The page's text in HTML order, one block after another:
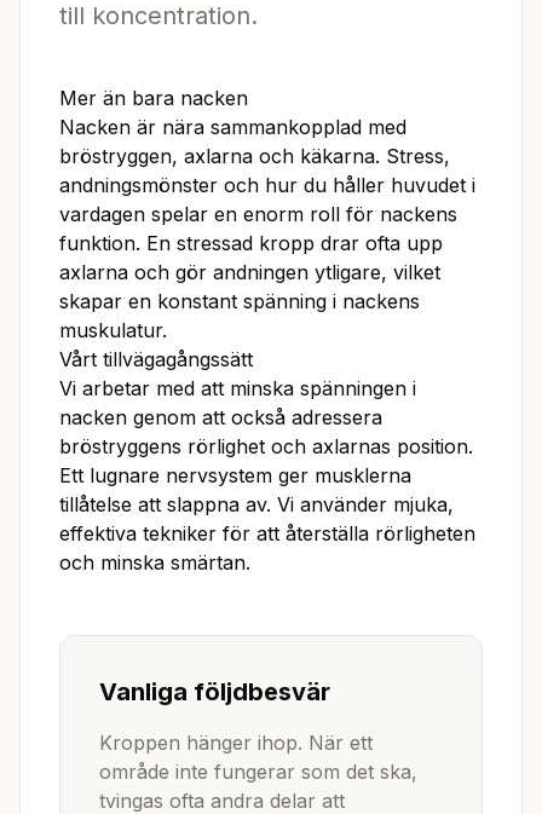
till koncentration.
Mer än bara nacken
Nacken är nära sammankopplad med
bröstryggen, axlarna och käkarna. Stress,
andningsmönster och hur du håller huvudet i
vardagen spelar en enorm roll för nackens
funktion. En stressad kropp drar ofta upp
axlarna och gör andningen ytligare, vilket
skapar en konstant spänning i nackens
muskulatur.
Vårt tillvägagångssätt
Vi arbetar med att minska spänningen i
nacken genom att också adressera
bröstryggens rörlighet och axlarnas position.
Ett lugnare nervsystem ger musklerna
tillåtelse att slappna av. Vi använder mjuka,
effektiva tekniker för att återställa rörligheten
och minska smärtan.
Vanliga följdbesvär
Kroppen hänger ihop. När ett
område inte fungerar som det ska,
tvingas ofta andra delar att